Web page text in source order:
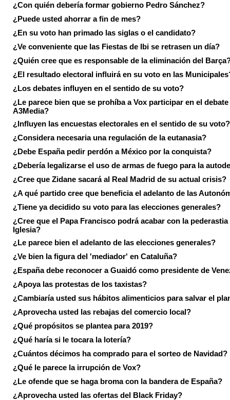
¿Con quién debería formar gobierno Pedro Sánchez?
¿Puede usted ahorrar a fin de mes?
¿En su voto han primado las siglas o el candidato?
¿Ve conveniente que las Fiestas de Ibi se retrasen un día?
¿Quién cree que es responsable de la eliminación del
¿El resultado electoral influirá en su voto en las
¿Los debates influyen en el sentido de su voto?
¿Le parece bien que se prohíba a Vox participar en el debate
A3Media?
¿Influyen las encuestas electorales en el sentido de su voto?
¿Considera necesaria una regulación de la eutanasia?
¿Debe España pedir perdón a México por la conquista?
¿Debería legalizarse el uso de armas de fuego para la
¿Cree que Zidane sacará al Real Madrid de su actual crisis?
¿A qué partido cree que beneficia el adelanto de las
¿Tiene ya decidido su voto para las elecciones generales?
¿Cree que el Papa Francisco podrá acabar con la pederastia
Iglesia?
¿Le parece bien el adelanto de las elecciones generales?
¿Ve bien la figura del 'mediador' en Cataluña?
¿España debe reconocer a Guaidó como presidente de
¿Apoya las protestas de los taxistas?
¿Cambiaría usted sus hábitos alimenticios para salvar el
¿Aprovecha usted las rebajas del comercio local?
¿Qué propósitos se plantea para 2019?
¿Qué haría si le tocara la lotería?
¿Cuántos décimos ha comprado para el sorteo de Navidad?
¿Qué le parece la irrupción de Vox?
¿Le ofende que se haga broma con la bandera de España?
¿Aprovecha usted las ofertas del Black Friday?